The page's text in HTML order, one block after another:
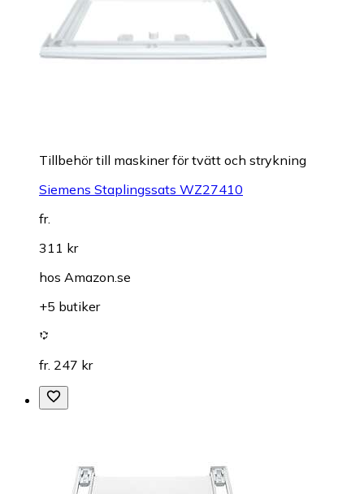
Tillbehör till maskiner för tvätt och strykning
Siemens Staplingssats WZ27410
fr.
311 kr
hos Amazon.se
+5 butiker
fr. 247 kr